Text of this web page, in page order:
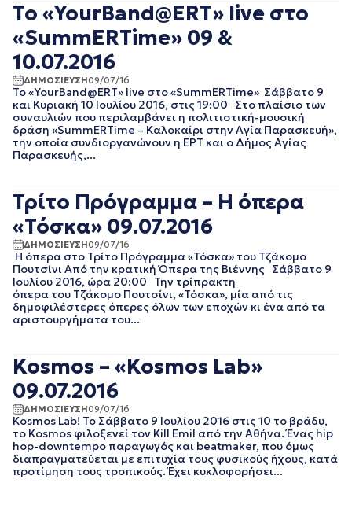
ΑΠΡΙΛΙΟΣ 2021
ΜΑΡΤΙΟΣ 2021
ΝΟΕΜΒΡΙΟΣ 2020
ΟΚΤΩΒΡΙΟΣ 2020
ΣΕΠΤΕΜΒΡΙΟΣ 2020
ΑΥΓΟΥΣΤΟΣ 2020
ΜΑΙΟΣ 2020
ΑΠΡΙΛΙΟΣ 2020
ΜΑΡΤΙΟΣ 2020
ΦΕΒΡΟΥΑΡΙΟΣ 2020
ΙΑΝΟΥΑΡΙΟΣ 2020
ΔΕΚΕΜΒΡΙΟΣ 2019
ΝΟΕΜΒΡΙΟΣ 2019
ΟΚΤΩΒΡΙΟΣ 2019
ΙΟΥΛΙΟΣ 2019
ΑΠΡΙΛΙΟΣ 2019
ΜΑΡΤΙΟΣ 2019
ΦΕΒΡΟΥΑΡΙΟΣ 2019
ΙΑΝΟΥΑΡΙΟΣ 2019
Το «YourBand@ERT» live στο
«SummERTime» 09 &
10.07.2016
ΔΗΜΟΣΙΕΥΣΗ09/07/16
Το «YourBand@ERT» live στο «SummERTime» Σάββατο 9
και Κυριακή 10 Ιουλίου 2016, στις 19:00 Στο πλαίσιο των
συναυλιών που περιλαμβάνει η πολιτιστική-μουσική
δράση «SummERTime – Καλοκαίρι στην Αγία Παρασκευή»,
την οποία συνδιοργανώνουν η ΕΡΤ και ο Δήμος Αγίας
Παρασκευής,...
Τρίτο Πρόγραμμα – Η όπερα
«Τόσκα» 09.07.2016
ΔΗΜΟΣΙΕΥΣΗ09/07/16
Η όπερα στο Τρίτο Πρόγραμμα «Τόσκα» του Τζάκομο
Πουτσίνι Από την κρατική Όπερα της Βιέννης Σάββατο 9
Ιουλίου 2016, ώρα 20:00 Την τρίπρακτη
όπερα του Τζάκομο Πουτσίνι, «Τόσκα», μία από τις
δημοφιλέστερες όπερες όλων των εποχών κι ένα από τα
αριστουργήματα του...
Kosmos – «Kosmos Lab»
09.07.2016
ΔΗΜΟΣΙΕΥΣΗ09/07/16
Kosmos Lab! Το Σάββατο 9 Ιουλίου 2016 στις 10 το βράδυ,
το Kosmos φιλοξενεί τον Kill Emil από την Αθήνα. Ένας hip
hop-downtempo παραγωγός και beatmaker, που όμως
διαπραγματεύεται με επιτυχία τους φυσικούς ήχους, κατά
προτίμηση τους τροπικούς. Έχει κυκλοφορήσει...